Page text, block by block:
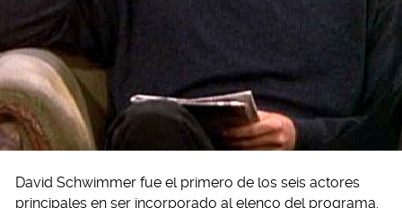
David Schwimmer fue el primero de los seis actores
principales en ser incorporado al elenco del programa.